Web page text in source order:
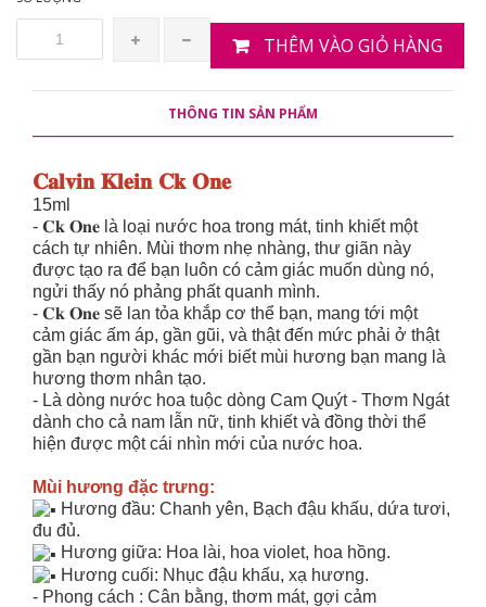
THÊM VÀO GIỎ HÀNG
THÔNG TIN SẢN PHẨM
𝐂𝐚𝐥𝐯𝐢𝐧 𝐊𝐥𝐞𝐢𝐧 𝐂𝐤 𝐎𝐧𝐞
15ml
- 𝐂𝐤 𝐎𝐧𝐞 là loại nước hoa trong mát, tinh khiết một
cách tự nhiên. Mùi thơm nhẹ nhàng, thư giãn này
được tạo ra để bạn luôn có cảm giác muốn dùng nó,
ngửi thấy nó phảng phất quanh mình.
- 𝐂𝐤 𝐎𝐧𝐞 sẽ lan tỏa khắp cơ thể bạn, mang tới một
cảm giác ấm áp, gần gũi, và thật đến mức phải ở thật
gần bạn người khác mới biết mùi hương bạn mang là
hương thơm nhân tạo.
- Là dòng nước hoa tuộc dòng Cam Quýt - Thơm Ngát
dành cho cả nam lẫn nữ, tinh khiết và đồng thời thể
hiện được một cái nhìn mới của nước hoa.
Mùi hương đặc trưng:
Hương đầu: Chanh yên, Bạch đậu khấu, dứa tươi,
đu đủ.
Hương giữa: Hoa lài, hoa violet, hoa hồng.
Hương cuối: Nhục đậu khấu, xạ hương.
- Phong cách : Cân bằng, thơm mát, gợi cảm